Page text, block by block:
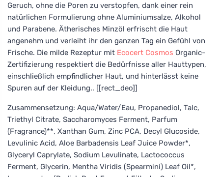
Geruch, ohne die Poren zu verstopfen, dank einer rein
natürlichen Formulierung ohne Aluminiumsalze, Alkohol
und Parabene. Ätherisches Minzöl erfrischt die Haut
angenehm und verleiht ihr den ganzen Tag ein Gefühl von
Frische. Die milde Rezeptur mit Ecocert Cosmos Organic-
Zertifizierung respektiert die Bedürfnisse aller Hauttypen,
einschließlich empfindlicher Haut, und hinterlässt keine
Spuren auf der Kleidung.. [[rect_deo]]
Zusammensetzung: Aqua/Water/Eau, Propanediol, Talc,
Triethyl Citrate, Saccharomyces Ferment, Parfum
(Fragrance)**, Xanthan Gum, Zinc PCA, Decyl Glucoside,
Levulinic Acid, Aloe Barbadensis Leaf Juice Powder*,
Glyceryl Caprylate, Sodium Levulinate, Lactococcus
Ferment, Glycerin, Mentha Viridis (Spearmini) Leaf Oil*,